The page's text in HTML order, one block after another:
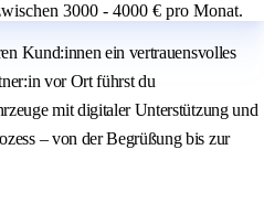
3000 - 4000 € pro Monat.
Kund:innen ein vertrauensvolles
vor Ort führst du
mit digitaler Unterstützung und
– von der Begrüßung bis zur